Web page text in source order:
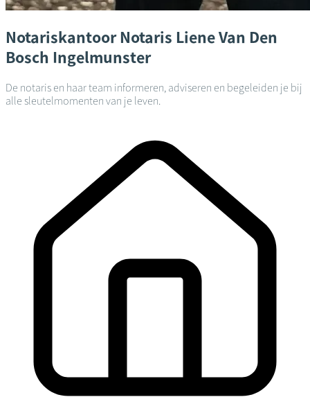
Notariskantoor Notaris Liene Van Den
Bosch Ingelmunster
De notaris en haar team informeren, adviseren en begeleiden je bij
alle sleutelmomenten van je leven.